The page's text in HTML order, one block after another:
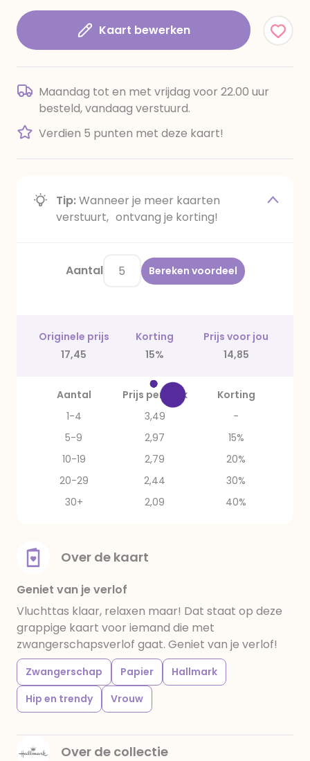
Kaart bewerken
Maandag tot en met vrijdag voor 22.00 uur
besteld, vandaag verstuurd.
Verdien 5 punten met deze kaart!
Tip:Wanneer je meer kaarten
verstuurt, ontvang je korting!
Aantal Bereken voordeel
Originele prijs Korting
Prijs voor jou
17,45
15% 14,85
Aantal Prijs per stuk
Korting
1-4
3,49
-
5-9
2,97
15%
10-19
2,79
20%
20-29
2,44
30%
30+
2,09 40%
Over de kaart
Geniet van je verlof
Vluchttas klaar, relaxen maar! Dat staat op deze
grappige kaart voor iemand die met
zwangerschapsverlof gaat. Geniet van je verlof!
Zwangerschap Papier
Hallmark
Hip en trendy
Vrouw
Over de collectie